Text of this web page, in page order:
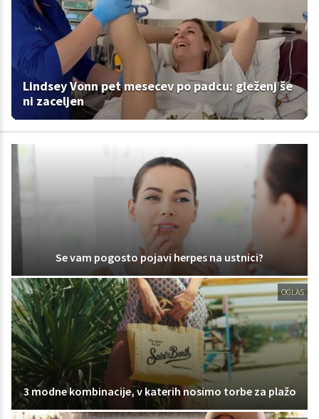
Lindsey Vonn pet mesecev po padcu: gleženj še
ni zaceljen
Se vam pogosto pojavi herpes na ustnici?
OGLAS
3 modne kombinacije, v katerih nosimo torbe za plažo